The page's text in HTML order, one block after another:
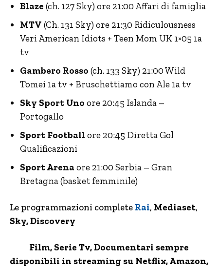
Blaze (ch. 127 Sky) ore 21:00 Affari di famiglia
MTV (Ch. 131 Sky) ore 21:30 Ridiculousness
Veri American Idiots + Teen Mom UK 1×05 1a
tv
Gambero Rosso (ch. 133 Sky) 21:00 Wild
Tomei 1a tv + Bruschettiamo con Ale 1a tv
Sky Sport Uno ore 20:45 Islanda –
Portogallo
Sport Football ore 20:45 Diretta Gol
Qualificazioni
Sport Arena ore 21:00 Serbia – Gran
Bretagna (basket femminile)
Le programmazioni complete Rai, Mediaset,
Sky, Discovery
Film, Serie Tv, Documentari sempre
disponibili in streaming su Netflix,Amazon,